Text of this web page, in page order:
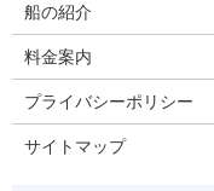
船の紹介
料金案内
プライバシーポリシー
サイトマップ